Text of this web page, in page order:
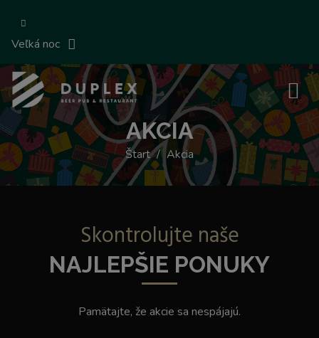
Veľká noc
AKCIA
Štart Akcia
Skontrolujte naše
NAJLEPŠIE PONUKY
Pamätajte, že akcie sa nespájajú.